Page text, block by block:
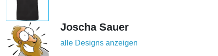
Joscha Sauer
alle Designs anzeigen